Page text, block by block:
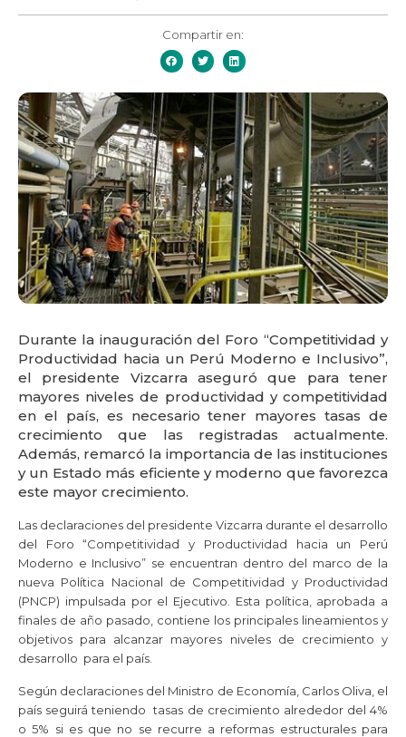
Compartir en:
Durante la inauguración del Foro “Competitividad y
Productividad hacia un Perú Moderno e Inclusivo”,
el presidente Vizcarra aseguró que para tener
mayores niveles de productividad y competitividad
en el país, es necesario tener mayores tasas de
crecimiento que las registradas actualmente.
Además, remarcó la importancia de las instituciones
y un Estado más eficiente y moderno que favorezca
este mayor crecimiento.
Las declaraciones del presidente Vizcarra durante el desarrollo
del Foro “Competitividad y Productividad hacia un Perú
Moderno e Inclusivo” se encuentran dentro del marco de la
nueva Política Nacional de Competitividad y Productividad
(PNCP) impulsada por el Ejecutivo. Esta política, aprobada a
finales de año pasado, contiene los principales lineamientos y
objetivos para alcanzar mayores niveles de crecimiento y
desarrollo para el país.
Según declaraciones del Ministro de Economía, Carlos Oliva, el
país seguirá teniendo tasas de crecimiento alrededor del 4%
o 5% si es que no se recurre a reformas estructurales para